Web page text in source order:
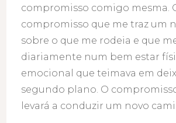
compromisso comigo mesma.
compromisso que me traz um
sobre o que me rodeia e que
diariamente num bem estar
emocional que teimava em
segundo plano. O
levará a conduzir um novo